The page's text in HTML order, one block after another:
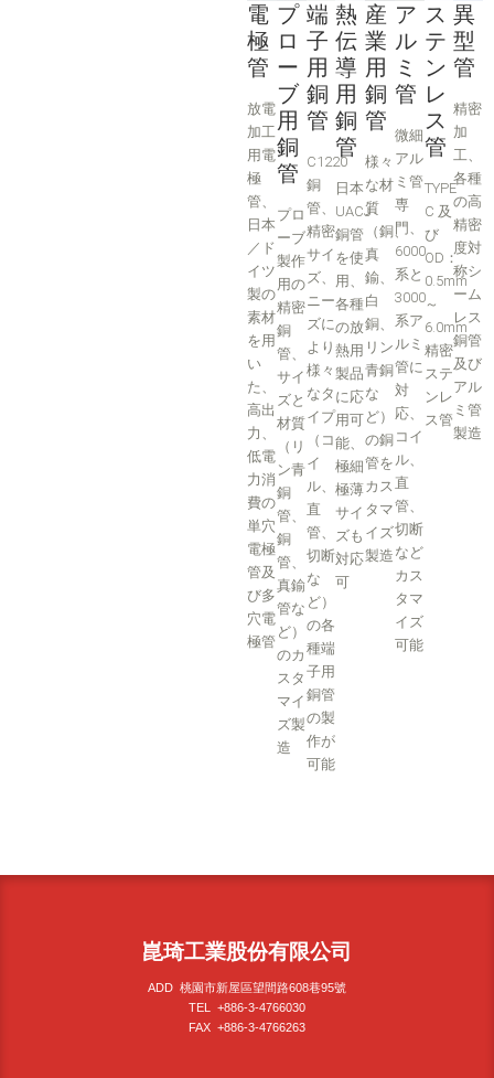
電
極
管
放電
加工
用電
極
管、
日本
／ド
イツ
製の
素材
を用
い
た、
高出
力、
低電
力消
費の
単穴
電極
管及
び多
穴電
極管
プ
ロ
ー
ブ
用
銅
管
プロ
ーブ
製作
用の
精密
銅
管、
サイ
ズと
材質
（リ
ン青
銅
管、
銅
管、
真鍮
管な
ど）
のカ
スタ
マイ
ズ製
造
端
子
用
銅
管
C1220
銅
管、
精密
サイ
ズ、
ニー
ズに
より
様々
なタ
イプ
（コ
イ
ル、
直
管、
切断
な
ど）
の各
種端
子用
銅管
の製
作が
可能
熱
伝
導
用
銅
管
日本
UACJ
銅管
を使
用、
各種
の放
熱用
製品
に応
用可
能、
極細
極薄
サイ
ズも
対応
可
産
業
用
銅
管
様々
な材
質
（銅、
真
鍮、
白
銅、
リン
青銅
な
ど）
の銅
管を
カス
タマ
イズ
製造
ア
ル
ミ
管
微細
アル
ミ管
専
門、
6000
系と
3000
系ア
ルミ
管に
対
応、
コイ
ル、
直
管、
切断
など
カス
タマ
イズ
可能
ス
テ
ン
レ
ス
管
TYPE
C 及
び
OD：
0.5mm
～
6.0mm
精密
ステ
ンレ
ス管
異
型
管
精密
加
工、
各種
の高
精密
度対
称シ
ーム
レス
銅管
及び
アル
ミ管
製造
崑琦工業股份有限公司
ADD 桃園市新屋區望間路608巷95號
TEL +886-3-4766030
FAX +886-3-4766263